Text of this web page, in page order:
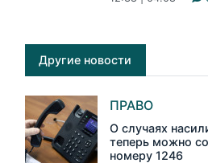
Другие новости
ПРАВО
О случаях
теперь можно
номеру 1246